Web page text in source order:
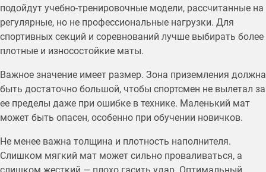
подойдут учебно-тренировочные модели, рассчитанные на
регулярные, но не профессиональные нагрузки. Для
спортивных секций и соревнований лучше выбирать более
плотные и износостойкие маты.
Важное значение имеет размер. Зона приземления должна
быть достаточно большой, чтобы спортсмен не вылетал за
ее пределы даже при ошибке в технике. Маленький мат
может быть опасен, особенно при обучении новичков.
Не менее важна толщина и плотность наполнителя.
Слишком мягкий мат может сильно проваливаться, а